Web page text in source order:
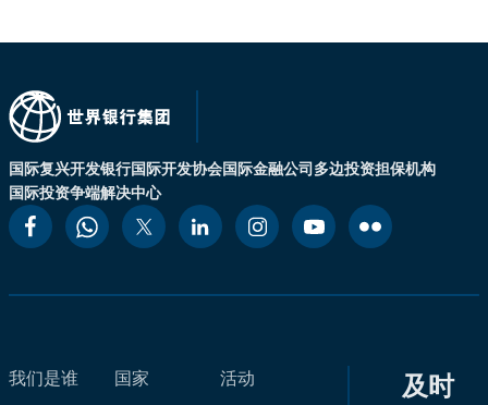
国际复兴开发银行国际开发协会国际金融公司多边投资担保机构
国际投资争端解决中心
我们是谁
国家
活动
及时